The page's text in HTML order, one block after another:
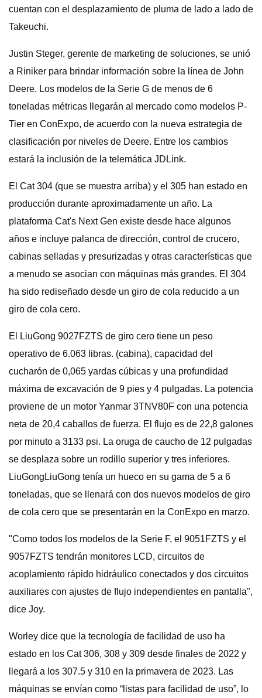
cuentan con el desplazamiento de pluma de lado a lado de
Takeuchi.
Justin Steger, gerente de marketing de soluciones, se unió
a Riniker para brindar información sobre la línea de John
Deere. Los modelos de la Serie G de menos de 6
toneladas métricas llegarán al mercado como modelos P-
Tier en ConExpo, de acuerdo con la nueva estrategia de
clasificación por niveles de Deere. Entre los cambios
estará la inclusión de la telemática JDLink.
El Cat 304 (que se muestra arriba) y el 305 han estado en
producción durante aproximadamente un año. La
plataforma Cat's Next Gen existe desde hace algunos
años e incluye palanca de dirección, control de crucero,
cabinas selladas y presurizadas y otras características que
a menudo se asocian con máquinas más grandes. El 304
ha sido rediseñado desde un giro de cola reducido a un
giro de cola cero.
El LiuGong 9027FZTS de giro cero tiene un peso
operativo de 6.063 libras. (cabina), capacidad del
cucharón de 0,065 yardas cúbicas y una profundidad
máxima de excavación de 9 pies y 4 pulgadas. La potencia
proviene de un motor Yanmar 3TNV80F con una potencia
neta de 20,4 caballos de fuerza. El flujo es de 22,8 galones
por minuto a 3133 psi. La oruga de caucho de 12 pulgadas
se desplaza sobre un rodillo superior y tres inferiores.
LiuGongLiuGong tenía un hueco en su gama de 5 a 6
toneladas, que se llenará con dos nuevos modelos de giro
de cola cero que se presentarán en la ConExpo en marzo.
"Como todos los modelos de la Serie F, el 9051FZTS y el
9057FZTS tendrán monitores LCD, circuitos de
acoplamiento rápido hidráulico conectados y dos circuitos
auxiliares con ajustes de flujo independientes en pantalla",
dice Joy.
Worley dice que la tecnología de facilidad de uso ha
estado en los Cat 306, 308 y 309 desde finales de 2022 y
llegará a los 307.5 y 310 en la primavera de 2023. Las
máquinas se envían como “listas para facilidad de uso”, lo